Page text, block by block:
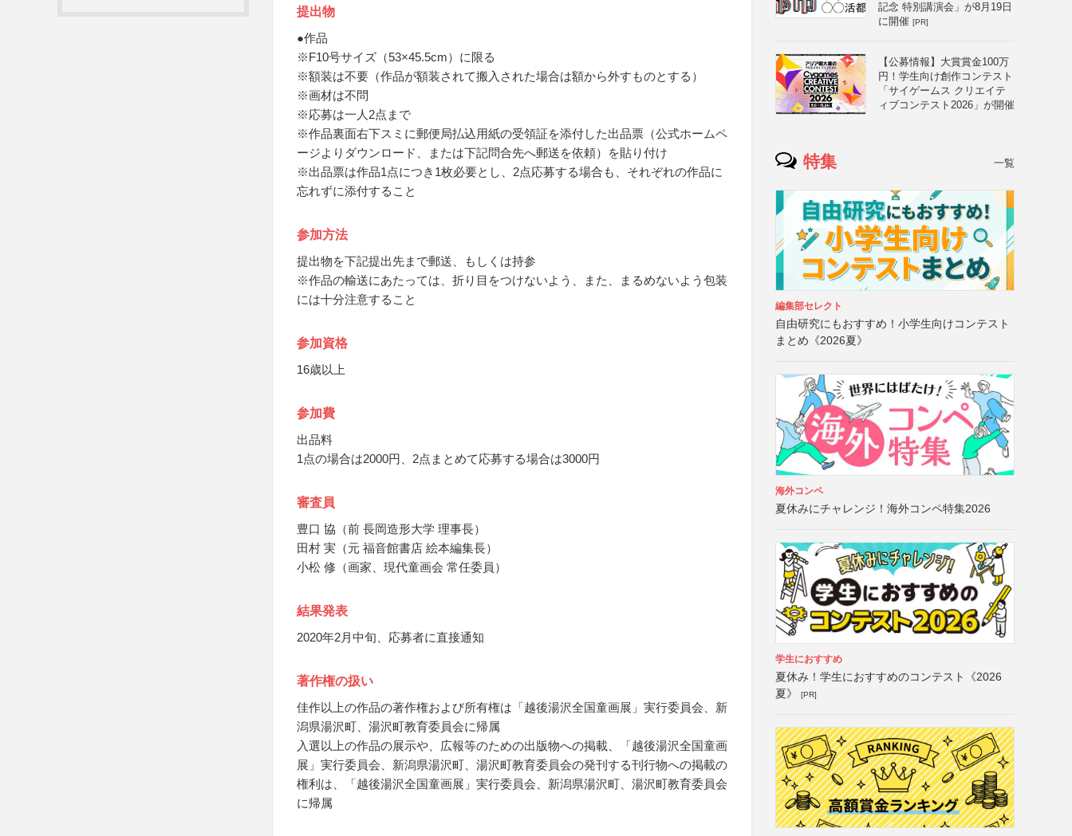
提出物
●作品
※F10号サイズ（53×45.5cm）に限る
※額装は不要（作品が額装されて搬入された場合は額から外すものとする）
※画材は不問
※応募は一人2点まで
※作品裏面右下スミに郵便局払込用紙の受領証を添付した出品票（公式ホームペ
ージよりダウンロード、または下記問合先へ郵送を依頼）を貼り付け
※出品票は作品1点につき1枚必要とし、2点応募する場合も、それぞれの作品に
忘れずに添付すること
参加方法
提出物を下記提出先まで郵送、もしくは持参
※作品の輸送にあたっては、折り目をつけないよう、また、まるめないよう包装
には十分注意すること
参加資格
16歳以上
参加費
出品料
1点の場合は2000円、2点まとめて応募する場合は3000円
審査員
豊口 協（前 長岡造形大学 理事長）
田村 実（元 福音館書店 絵本編集長）
小松 修（画家、現代童画会 常任委員）
結果発表
2020年2月中旬、応募者に直接通知
著作権の扱い
佳作以上の作品の著作権および所有権は「越後湯沢全国童画展」実行委員会、新
潟県湯沢町、湯沢町教育委員会に帰属
入選以上の作品の展示や、広報等のための出版物への掲載、「越後湯沢全国童画
展」実行委員会、新潟県湯沢町、湯沢町教育委員会の発刊する刊行物への掲載の
権利は、「越後湯沢全国童画展」実行委員会、新潟県湯沢町、湯沢町教育委員会
に帰属
記念 特別講演会」が8月19日
に開催 [PR]
【公募情報】大賞賞金100万
円！学生向け創作コンテスト
「サイゲームス クリエイテ
ィブコンテスト2026」が開催
特集 一覧
編集部セレクト
自由研究にもおすすめ！小学生向けコンテスト
まとめ《2026夏》
海外コンペ
夏休みにチャレンジ！海外コンペ特集2026
学生におすすめ
夏休み！学生におすすめのコンテスト《2026
夏》
[PR]